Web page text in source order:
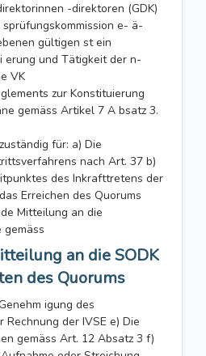
-direktoren (GDK)
e- ä-
gültigen st ein
erung und Tätigkeit der n-
VK
zur Konstituierung
gemäss Artikel 7 A bsatz 3.
für: a) Die
nach Art. 37 b)
des Inkrafttretens der
Erreichen des Quorums
Mitteilung an die
gemäss
an die SODK
des Quorums
igung des
der IVSE e) Die
gemäss Art. 12 Absatz 3 f)